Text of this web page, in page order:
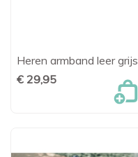
Heren armband leer grijs
€ 29,95